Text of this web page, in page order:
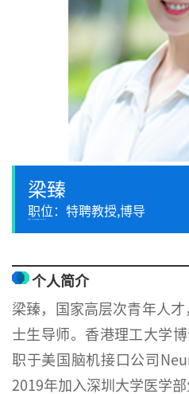
梁臻
职位：特聘教授,博导
个人简介
梁臻，国家高层次青年人
士生导师。香港理工大学
职于美国脑机接口公司
2019年加入深圳大学医学